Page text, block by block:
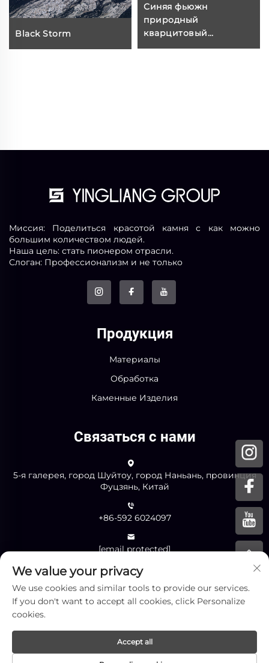
Black Storm
Синяя фьюжн
природный
кварцитовый
экзотический камень
Миссия: Поделиться красотой камня с как можно
большим количеством людей.
Наша цель: стать пионером отрасли.
Слоган: Профессионализм и не только
Продукция
Материалы
Обработка
Каменные Изделия
Связаться с нами
5-я галерея, город Шуйтоу, город Наньань, провинция
Фуцзянь, Китай
+86-592 6024097
[email protected]
ОТПРАВИТЬ
Авторские права © Xiamen Yingliang Stone Co.,Ltd. Все
права защищены. - Политика конфиденциальности-
We value your privacy
We use cookies and similar tools to provide our services.
If you don't want to accept all cookies, click Personalize
cookies.
Accept all